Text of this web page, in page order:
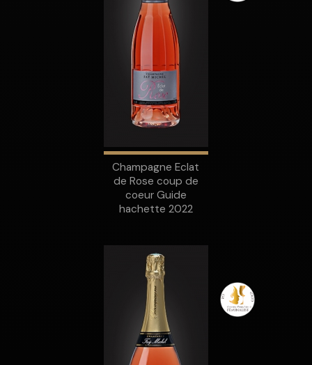
Champagne Eclat
de Rose coup de
coeur Guide
hachette 2022